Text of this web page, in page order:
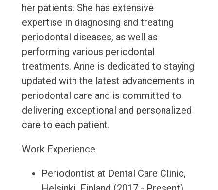
her patients. She has extensive
expertise in diagnosing and treating
periodontal diseases, as well as
performing various periodontal
treatments. Anne is dedicated to staying
updated with the latest advancements in
periodontal care and is committed to
delivering exceptional and personalized
care to each patient.
Work Experience
Periodontist at Dental Care Clinic,